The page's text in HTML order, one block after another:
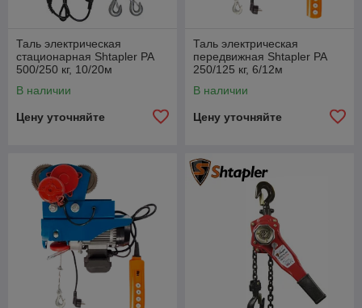
Таль электрическая
стационарная Shtapler PA
500/250 кг, 10/20м
В наличии
Цену уточняйте
Таль электрическая
передвижная Shtapler PA
250/125 кг, 6/12м
В наличии
Цену уточняйте